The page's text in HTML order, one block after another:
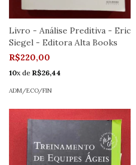
Livro - Análise Preditiva - Eric
Siegel - Editora Alta Books
R$220,00
10x de R$26,44
ADM/ECO/FIN